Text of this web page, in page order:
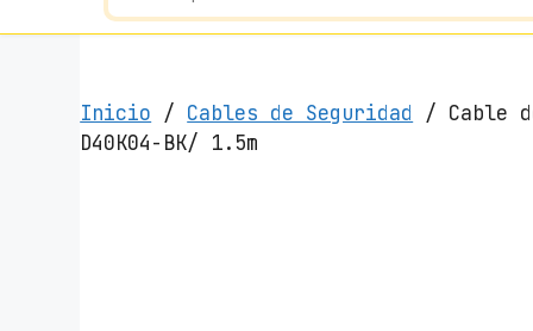
Inicio / Cables de Seguridad
/ Cable
D40K04-BK/ 1.5m